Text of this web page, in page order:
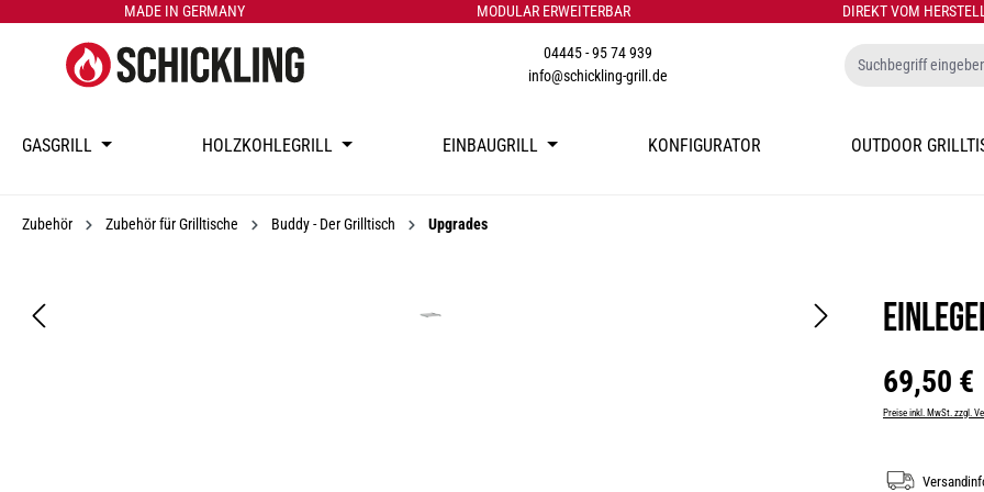
MADE IN GERMANY MODULAR ERWEITERBAR DIREKT VOM
04445 - 95 74 939
info@schickling-grill.de
GASGRILL HOLZKOHLEGRILL EINBAUGRILL KONFIGURATOR OUTDOOR
Zubehör Zubehör für Grilltische Buddy - Der Grilltisch Upgrades
Bildergalerie überspringen
Regulärer Preis:
69,50 €
Preise inkl. MwSt. zzgl.